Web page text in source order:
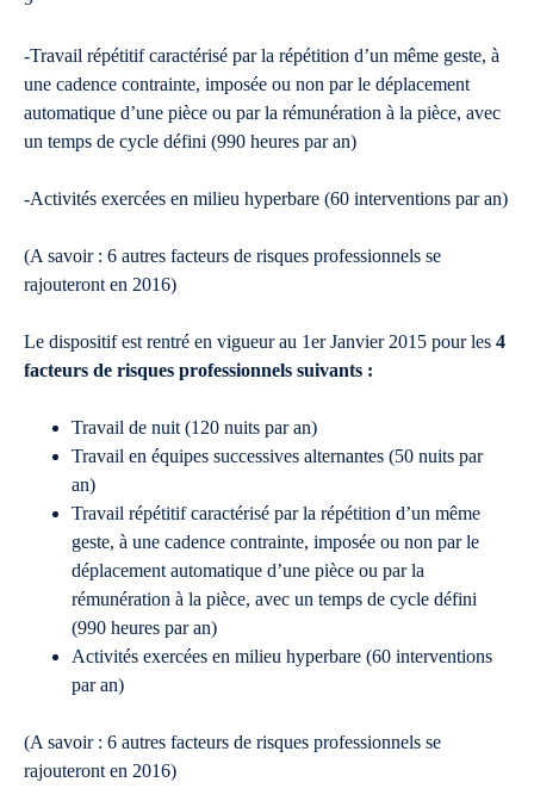
-Travail répétitif caractérisé par la répétition d’un même geste, à
une cadence contrainte, imposée ou non par le déplacement
automatique d’une pièce ou par la rémunération à la pièce, avec
un temps de cycle défini (990 heures par an)
-Activités exercées en milieu hyperbare (60 interventions par an)
(A savoir : 6 autres facteurs de risques professionnels se
rajouteront en 2016)
Le dispositif est rentré en vigueur au 1er Janvier 2015 pour les 4
facteurs de risques professionnels suivants :
Travail de nuit (120 nuits par an)
Travail en équipes successives alternantes (50 nuits par
an)
Travail répétitif caractérisé par la répétition d’un même
geste, à une cadence contrainte, imposée ou non par le
déplacement automatique d’une pièce ou par la
rémunération à la pièce, avec un temps de cycle défini
(990 heures par an)
Activités exercées en milieu hyperbare (60 interventions
par an)
(A savoir : 6 autres facteurs de risques professionnels se
rajouteront en 2016)